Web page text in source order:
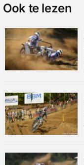
Ook te lezen